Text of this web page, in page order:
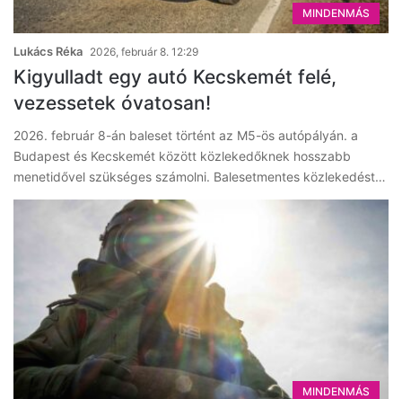
MINDENMÁS
Lukács Réka 2026, február 8. 12:29
Kigyulladt egy autó Kecskemét felé,
vezessetek óvatosan!
2026. február 8-án baleset történt az M5-ös autópályán. a
Budapest és Kecskemét között közlekedőknek hosszabb
menetidővel szükséges számolni. Balesetmentes közlekedést…
MINDENMÁS